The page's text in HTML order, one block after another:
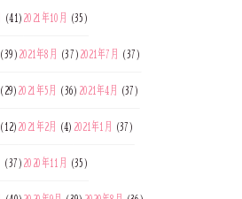
(41) 2021年10月 (35)
(39) 2021年8月 (37) 2021年7月 (37)
(29) 2021年5月 (36) 2021年4月 (37)
(12) 2021年2月 (4) 2021年1月 (37)
(37) 2020年11月 (35)